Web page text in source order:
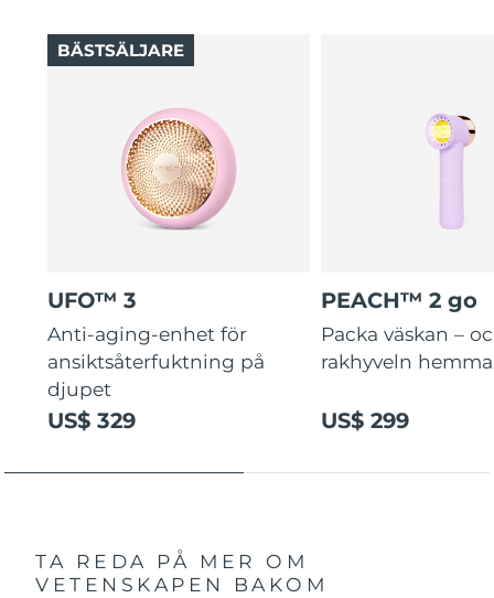
UFO™ 3
Anti-aging-enhet för
ansiktsåterfuktning på
djupet
US$ 329
BÄSTSÄLJARE
PEACH™ 2 go
Packa väskan –
rakhyveln
US$ 299
TA REDA PÅ MER OM
VETENSKAPEN BAKOM